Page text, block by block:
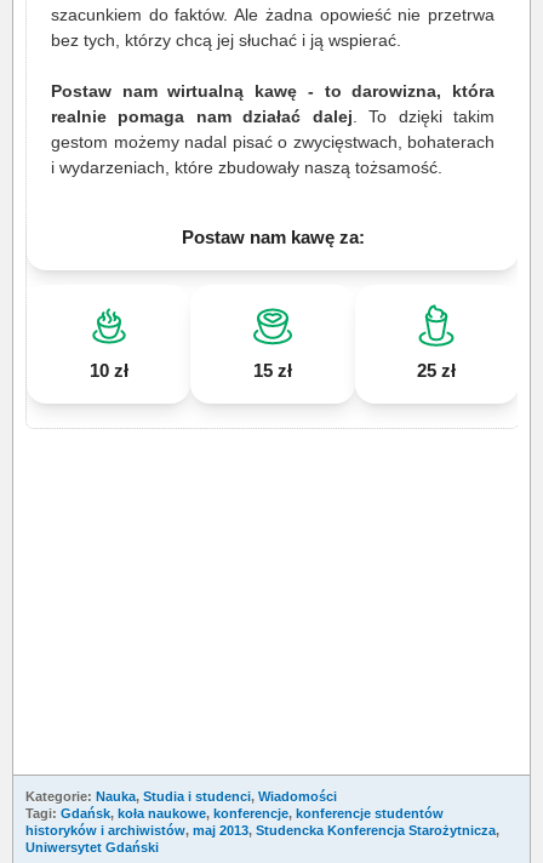
szacunkiem do faktów. Ale żadna opowieść nie przetrwa
bez tych, którzy chcą jej słuchać i ją wspierać.
Postaw nam wirtualną kawę - to darowizna, która
realnie pomaga nam działać dalej . To dzięki takim
gestom możemy nadal pisać o zwycięstwach, bohaterach
i wydarzeniach, które zbudowały naszą tożsamość.
Postaw nam kawę za:
10 zł 15 zł 25 zł
Kategorie: Nauka, Studia i studenci, Wiadomości
Tagi: Gdańsk, koła naukowe, konferencje, konferencje studentów
historyków i archiwistów, maj 2013, Studencka Konferencja Starożytnicza,
Uniwersytet Gdański